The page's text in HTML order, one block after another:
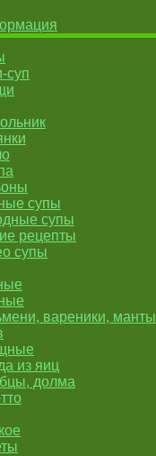
суп
супы
супы
рецепты
супы
вареники, манты
из яиц
долма